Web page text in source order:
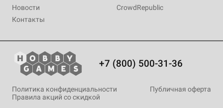
Новости
Контакты
CrowdRepublic
+7 (800) 500-31-36
Политика конфиденциальности
Публичная оферта
Правила акций со скидкой